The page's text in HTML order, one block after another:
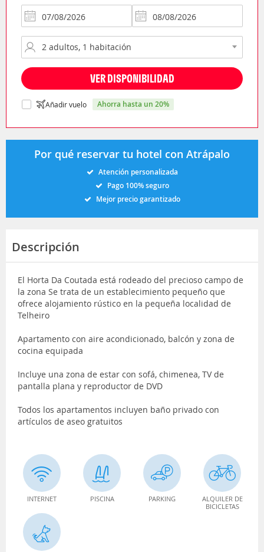
VER DISPONIBILIDAD
Añadir vuelo ahorra hasta un 20%
Por qué reservar tu hotel con Atrápalo
Atención personalizada
Pago 100% seguro
Mejor precio garantizado
Descripción
El Horta Da Coutada está rodeado del precioso campo de
la zona Se trata de un establecimiento pequeño que
ofrece alojamiento rústico en la pequeña localidad de
Telheiro
Apartamento con aire acondicionado, balcón y zona de
cocina equipada
Incluye una zona de estar con sofá, chimenea, TV de
pantalla plana y reproductor de DVD
Todos los apartamentos incluyen baño privado con
artículos de aseo gratuitos
INTERNET PISCINA PARKING
ALQUILER DE
BICICLETAS